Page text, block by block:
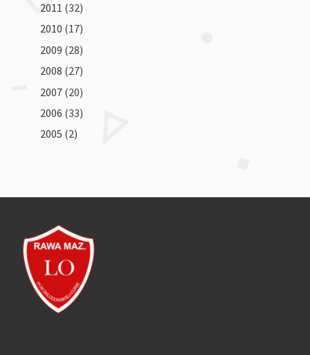
2011 (32)
2010 (17)
2009 (28)
2008 (27)
2007 (20)
2006 (33)
2005 (2)